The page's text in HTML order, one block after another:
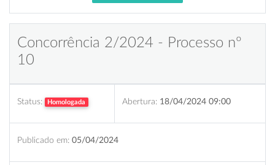
Concorrência 2/2024 - Processo nº
10
Status: Homologada Abertura: 18/04/2024 09:00
Publicado em: 05/04/2024